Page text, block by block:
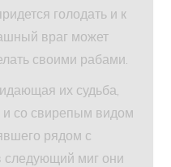
голодать и к
враг может
своими рабами.
их судьба,
со свирепым видом
рядом с
миг они